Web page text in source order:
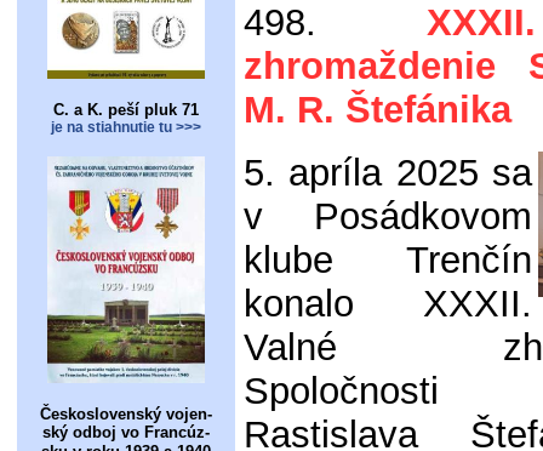
C. a K. peší pluk 71
je na stiahnutie tu >>>
Československý vojen-
ský odboj vo Francúz-
498.
zhromaždenie
M. R. Štefánika
5. apríla 2025 sa
v Posádkovom
klube Trenčín
konalo XXXII.
Valné
Rastislava